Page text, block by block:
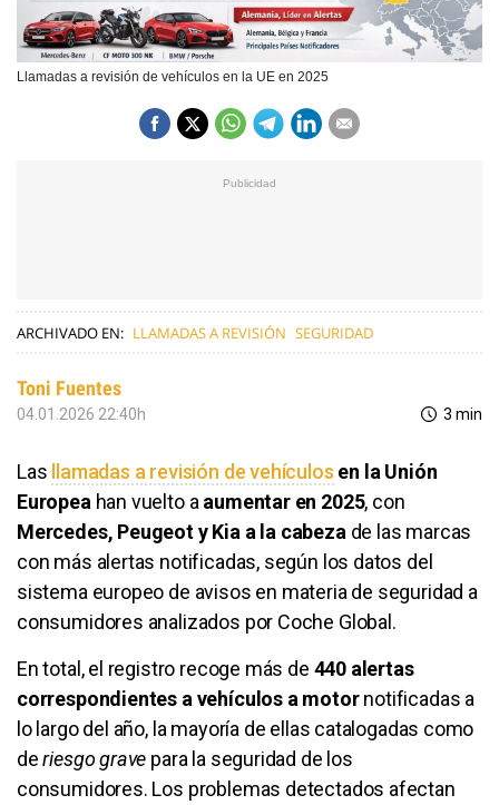
Llamadas a revisión de vehículos en la UE en 2025
ARCHIVADO EN: LLAMADAS A REVISIÓN SEGURIDAD
Toni Fuentes
04.01.2026 22:40h 3 min
Las llamadas a revisión de vehículos en la Unión
Europea han vuelto a aumentar en 2025, con
Mercedes, Peugeot y Kia a la cabeza de las marcas
con más alertas notificadas, según los datos del
sistema europeo de avisos en materia de seguridad a
consumidores analizados por Coche Global.
En total, el registro recoge más de 440 alertas
correspondientes a vehículos a motornotificadas a
lo largo del año, la mayoría de ellas catalogadas como
deriesgo grave para la seguridad de los
consumidores. Los problemas detectados afectan